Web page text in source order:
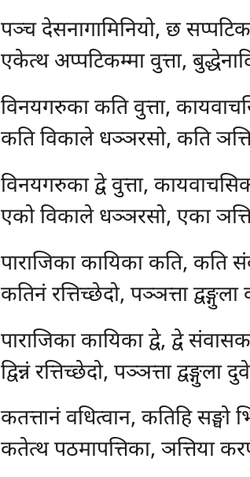
पञ्चदेसनागामिनियो, छ
एकेत्थ अप्पटिकम्मा वुत्ता,
विनयगरुका कति वुत्ता,
कति विकाले धञ्ञरसो, कति
विनयगरुका द्वे वुत्ता,
एको विकाले धञ्ञरसो, एका
पाराजिका कायिका कति, कति
कतिनंरत्तिच्छेदो, पञ्ञत्ता
पाराजिका कायिका द्वे, द्वे
द्विन्नं रत्तिच्छेदो, पञ्ञत्ता द्वङ्गुला
कतत्तानंवधित्वान, कतिहि सङ्घो
कतेत्थ पठमापत्तिका, ञत्तिया